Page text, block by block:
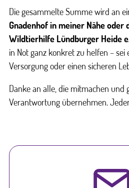
Die gesammelte Summe wird an
Gnadenhof in meiner Nähe oder
Wildtierhilfe Lündburger Heide
in Not ganz konkret zu helfen – sei
Versorgung oder einen sicheren
Danke an alle, die mitmachen und
Verantwortung übernehmen.